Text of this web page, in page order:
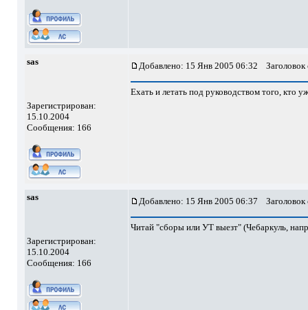
sas
Зарегистрирован:
15.10.2004
Сообщения: 166
Добавлено: 15 Янв 2005 06:32
Ехать и летать под руководством того, кто
sas
Зарегистрирован:
15.10.2004
Сообщения: 166
Добавлено: 15 Янв 2005 06:37
Читай "сборы или УТ выезт" (Чебаркуль,